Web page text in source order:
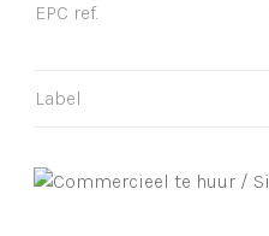
EPC ref.
Label